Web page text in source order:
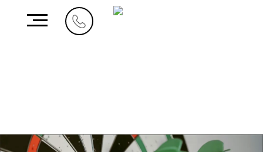
الوظائف